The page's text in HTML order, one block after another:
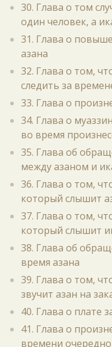
30. Глава о том
один человек, а
31. Глава о
азана
32. Глава о том,
следить за
33. Глава о
34. Глава о
во время
35. Глава об
между азаном и
36. Глава о том,
который слышит
37. Глава о том,
который слышит
38. Глава об
время азана
39. Глава о том,
звучит азан на
40. Глава о плате
41. Глава о
времени